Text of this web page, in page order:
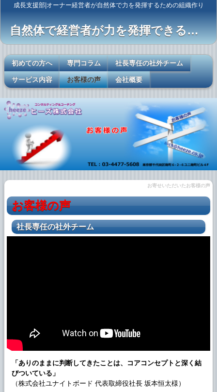
成長支援部|オーナー経営者が自然体で力を発揮するための組織作り
自然体で経営者が力を発揮できるレールを敷く
初めての方へ 専門コラム 社長専任の社外チーム
サービス内容 お客様の声 会社概要
お寄せいただいたお客様の声
お客様の声
社長専任の社外チーム
「ありのままに判断してきたことは、コアコンセプトと深く結
びついている」
（株式会社ユナイトボード 代表取締役社長 坂本恒太様）